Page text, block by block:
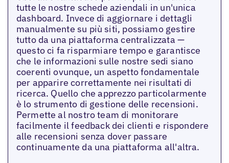
tutte le nostre schede aziendali in un'unica
dashboard. Invece di aggiornare i dettagli
manualmente su più siti, possiamo gestire
tutto da una piattaforma centralizzata —
questo ci fa risparmiare tempo e garantisce
che le informazioni sulle nostre sedi siano
coerenti ovunque, un aspetto fondamentale
per apparire correttamente nei risultati di
ricerca. Quello che apprezzo particolarmente
è lo strumento di gestione delle recensioni.
Permette al nostro team di monitorare
facilmente il feedback dei clienti e rispondere
alle recensioni senza dover passare
continuamente da una piattaforma all'altra.